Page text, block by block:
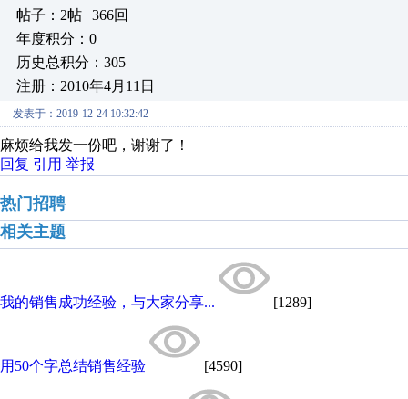
帖子：2帖 | 366回
年度积分：0
历史总积分：305
注册：2010年4月11日
发表于：2019-12-24 10:32:42
麻烦给我发一份吧，谢谢了！
回复 引用 举报
热门招聘
相关主题
我的销售成功经验，与大家分享... [1289]
用50个字总结销售经验 [4590]